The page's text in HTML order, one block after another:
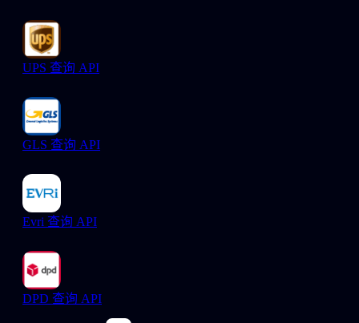
UPS 查询 API
GLS 查询 API
Evri 查询 API
DPD 查询 API